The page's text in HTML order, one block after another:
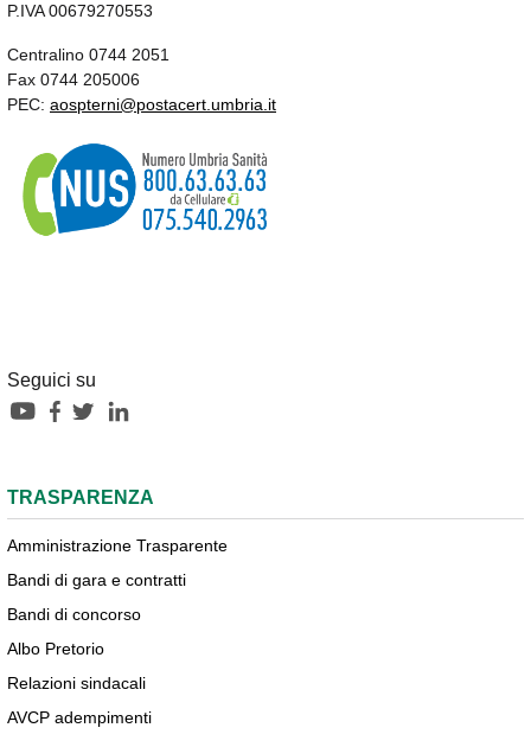
P.IVA 00679270553
Centralino 0744 2051
Fax 0744 205006
PEC: aospterni@postacert.umbria.it
Seguici su
TRASPARENZA
Amministrazione Trasparente
Bandi di gara e contratti
Bandi di concorso
Albo Pretorio
Relazioni sindacali
AVCP adempimenti